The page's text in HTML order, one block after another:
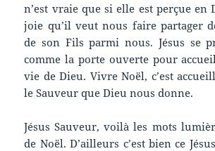
n’est vraie que si elle est perçue en
joie qu’il veut nous faire partager
de son Fils parmi nous. Jésus se
comme la porte ouverte pour
vie de Dieu. Vivre Noël, c’est
le Sauveur que Dieu nous donne.
Jésus Sauveur, voilà les mots
de Noël. D’ailleurs c’est bien ce